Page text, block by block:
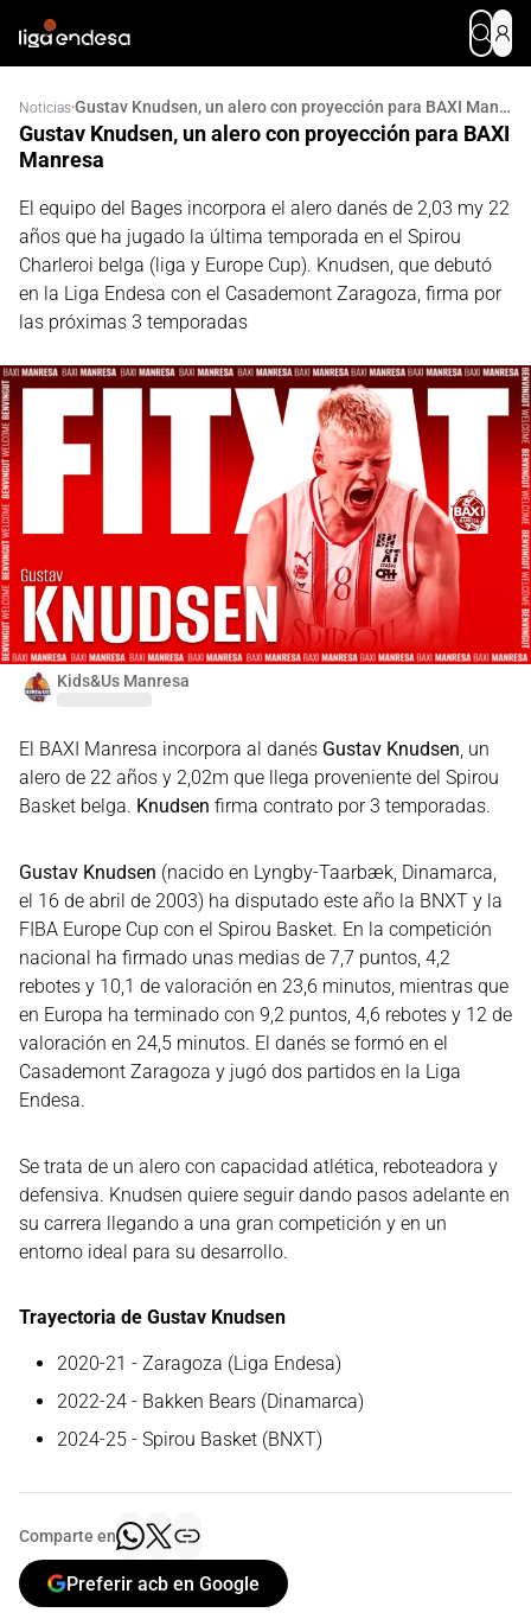
Noticias· Gustav Knudsen, un alero con proyección para BAXI Manresa
Gustav Knudsen, un alero con proyección para BAXI
Manresa
El equipo del Bages incorpora el alero danés de 2,03 my 22
años que ha jugado la última temporada en el Spirou
Charleroi belga (liga y Europe Cup). Knudsen, que debutó
en la Liga Endesa con el Casademont Zaragoza, firma por
las próximas 3 temporadas
Kids&Us Manresa
El BAXI Manresa incorpora al danés Gustav Knudsen, un
alero de 22 años y 2,02m que llega proveniente del Spirou
Basket belga. Knudsen firma contrato por 3 temporadas.
Gustav Knudsen (nacido en Lyngby-Taarbæk, Dinamarca,
el 16 de abril de 2003) ha disputado este año la BNXT y la
FIBA Europe Cup con el Spirou Basket. En la competición
nacional ha firmado unas medias de 7,7 puntos, 4,2
rebotes y 10,1 de valoración en 23,6 minutos, mientras que
en Europa ha terminado con 9,2 puntos, 4,6 rebotes y 12 de
valoración en 24,5 minutos. El danés se formó en el
Casademont Zaragoza y jugó dos partidos en la Liga
Endesa.
Se trata de un alero con capacidad atlética, reboteadora y
defensiva. Knudsen quiere seguir dando pasos adelante en
su carrera llegando a una gran competición y en un
entorno ideal para su desarrollo.
Trayectoria de Gustav Knudsen
2020-21 - Zaragoza (Liga Endesa)
2022-24 - Bakken Bears (Dinamarca)
2024-25 - Spirou Basket (BNXT)
Comparte en
Preferir acb en Google